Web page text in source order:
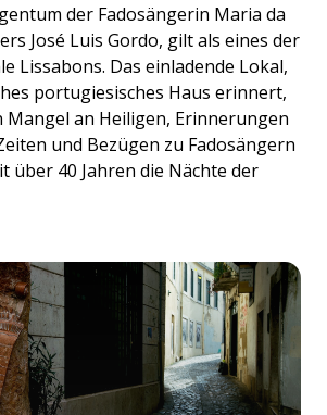
der Fadosängerin Maria da
José Luis Gordo, gilt als eines der
Lissabons. Das einladende Lokal,
portugiesisches Haus erinnert,
Mangel an Heiligen, Erinnerungen
und Bezügen zu Fadosängern
über 40 Jahren die Nächte der